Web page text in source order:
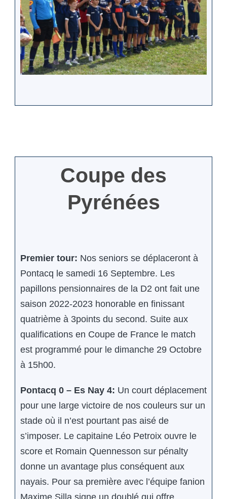
Coupe des
Pyrénées
Premier tour: Nos seniors se déplaceront à
Pontacq le samedi 16 Septembre. Les
papillons pensionnaires de la D2 ont fait une
saison 2022-2023 honorable en finissant
quatrième à 3points du second. Suite aux
qualifications en Coupe de France le match
est programmé pour le dimanche 29 Octobre
à 15h00.
Pontacq 0 – Es Nay 4: Un court déplacement
pour une large victoire de nos couleurs sur un
stade où il n’est pourtant pas aisé de
s’imposer. Le capitaine Léo Petroix ouvre le
score et Romain Quennesson sur pénalty
donne un avantage plus conséquent aux
nayais. Pour sa première avec l’équipe fanion
Maxime Silla signe un doublé qui offre